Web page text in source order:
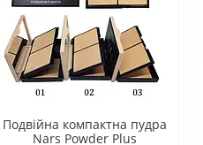
Подвійна компактна пудра
Nars Powder Plus